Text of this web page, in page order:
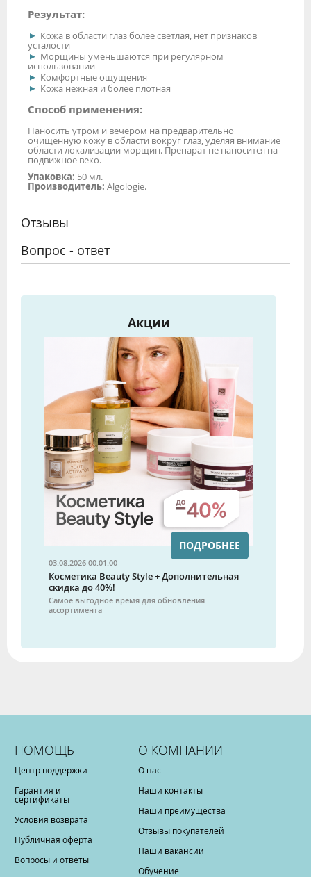
Результат:
Кожа в области глаз более светлая, нет признаков
усталости
Морщины уменьшаются при регулярном
использовании
Комфортные ощущения
Кожа нежная и более плотная
Способ применения:
Наносить утром и вечером на предварительно
очищенную кожу в области вокруг глаз, уделяя внимание
области локализации морщин. Препарат не наносится на
подвижное веко.
Упаковка: 50 мл.
Производитель: Algologie.
Отзывы
Вопрос - ответ
Акции
03.08.2026 00:01:00
Косметика Beauty Style + Дополнительная
скидка до 40%!
Самое выгодное время для обновления
ассортимента
ПОДРОБНЕЕ
ПОМОЩЬ
Центр поддержки
Гарантия и
сертификаты
Условия возврата
Публичная оферта
Вопросы и ответы
О КОМПАНИИ
О нас
Наши контакты
Наши преимущества
Отзывы покупателей
Наши вакансии
Обучение